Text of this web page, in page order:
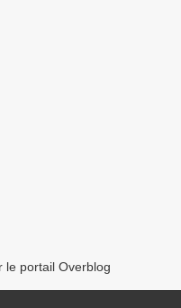
le portail Overblog